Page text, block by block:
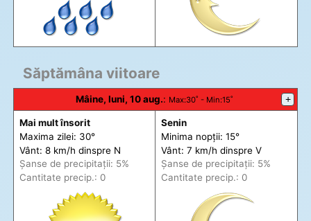
Săptămâna viitoare
Mâine, luni, 10 aug.: Max:30˚ - Min:15˚ +
Mai mult însorit
Maxima zilei: 30°
Vânt: 8 km/h dinspre N
Șanse de precipitații: 5%
Cantitate precip.: 0
Senin
Minima nopții: 15°
Vânt: 7 km/h dinspre V
Șanse de precipitații: 5%
Cantitate precip.: 0